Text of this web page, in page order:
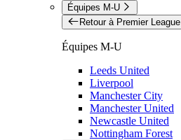
Équipes M-U
Retour à Premier League
Équipes M-U
Leeds United
Liverpool
Manchester City
Manchester United
Newcastle United
Nottingham Forest